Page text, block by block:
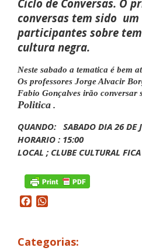
Ciclo de Conversas. O
conversas tem sido um
participantes sobre
cultura negra.
Neste sabado a tematica é bem
Os professores Jorge Alvacir
Fabio Gonçalves irão conversar
Politica .
QUANDO: SABADO DIA 26 DE
HORARIO : 15:00
LOCAL ; CLUBE CULTURAL
Facebook
Categorias: